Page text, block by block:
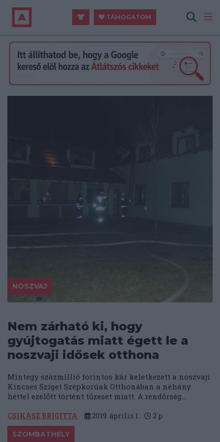
TÁMOGATOM
NOSZVAJ
Nem zárható ki, hogy
gyújtogatás miatt égett le a
noszvaji idősek otthona
Mintegy százmillió forintos kár keletkezett a noszvaji
Kincses Sziget Szépkorúak Otthonában a néhány
héttel ezelőtt történt tűzeset miatt. A rendőrség...
CSIKÁSZ BRIGITTA 2019. április 1. 2 p
SZOMBATHELY